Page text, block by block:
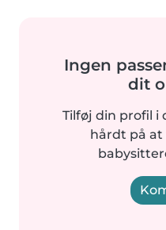
Ingen
dit
Tilføj din profil i
hårdt på at